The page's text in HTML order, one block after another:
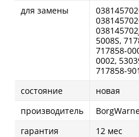
для замены
5008S,
717858-
0002,
717858-
состояние
новая
производитель
гарантия
12 мес